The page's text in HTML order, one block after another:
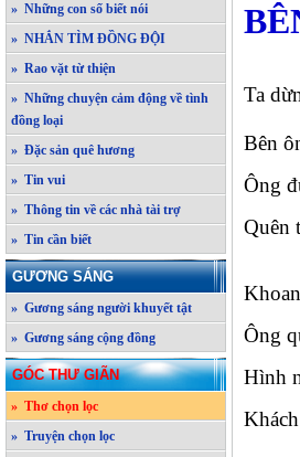
» Những con số biết nói
» NHẮN TÌM ĐỒNG ĐỘI
» Rao vặt từ thiện
» Những chuyện cảm động về tình
đồng loại
» Đặc sản quê hương
» Tin vui
» Thông tin về các nhà tài trợ
» Tin cần biết
GƯƠNG SÁNG
» Gương sáng người khuyết tật
» Gương sáng cộng đồng
GÓC THƯ GIÃN
» Thơ chọn lọc
» Truyện chọn lọc
Ta
Bên
Ông
Quên
Ông
Hình